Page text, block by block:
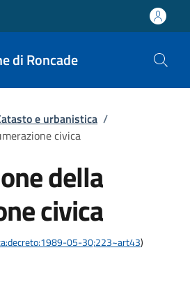
di Roncade
e urbanistica /
civica
della
civica
05-30;223~art43)